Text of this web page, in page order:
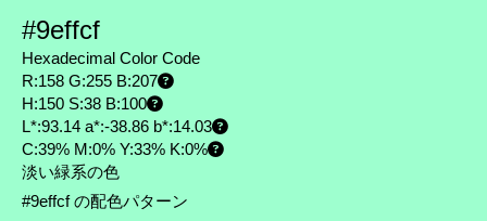
#9effcf
Hexadecimal Color Code
R:158 G:255 B:207
H:150 S:38 B:100
L*:93.14 a*:-38.86 b*:14.03
C:39% M:0% Y:33% K:0%
淡い緑系の色
#9effcf の配色パターン